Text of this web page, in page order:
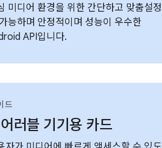
미디어 환경을 위한 간단하고 맞춤설정
능하며 안정적이며 성능이 우수한
API입니다.
드
러블 기기용 카드